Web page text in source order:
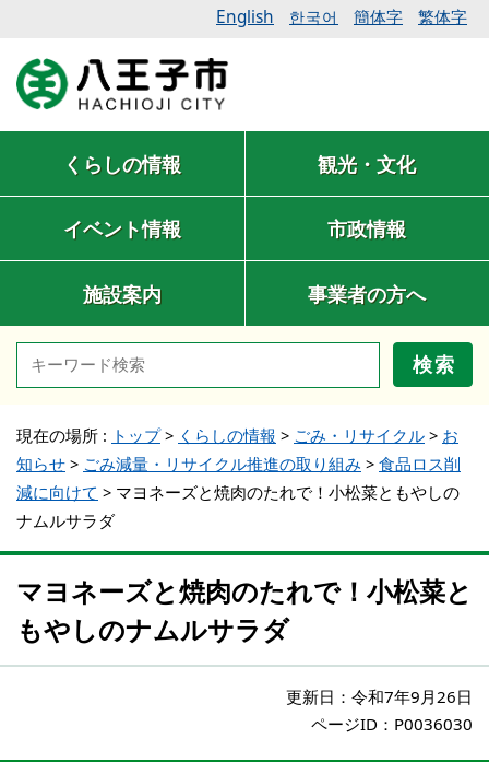
English 한국어 簡体字 繁体字
くらしの情報 観光・文化
イベント情報 市政情報
施設案内 事業者の方へ
検索
現在の場所 : トップ> くらしの情報 > ごみ・リサイクル > お
知らせ > ごみ減量・リサイクル推進の取り組み > 食品ロス削
減に向けて > マヨネーズと焼肉のたれで！小松菜ともやしの
ナムルサラダ
マヨネーズと焼肉のたれで！小松菜と
もやしのナムルサラダ
更新日： 令和7年9月26日
ページID：P0036030